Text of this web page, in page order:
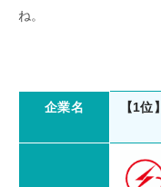
ね。
企業名 【1